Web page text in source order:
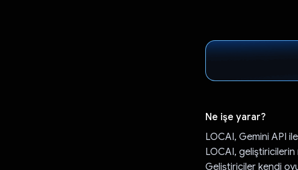
Ne işe yarar?
LOCAI, Gemini API
LOCAI, geliştiricilerin
Geliştiriciler kendi